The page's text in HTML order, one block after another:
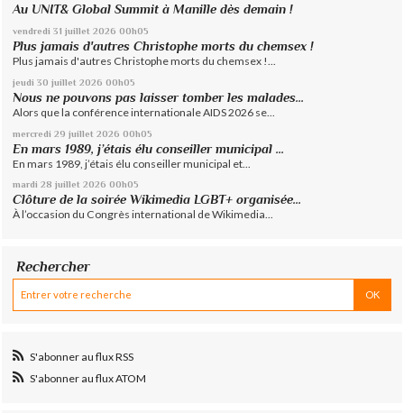
Au UNIT& Global Summit à Manille dès demain !
vendredi 31 juillet 2026 00h05
Plus jamais d'autres Christophe morts du chemsex !
Plus jamais d'autres Christophe morts du chemsex !...
jeudi 30 juillet 2026 00h05
Nous ne pouvons pas laisser tomber les malades...
Alors que la conférence internationale AIDS 2026 se...
mercredi 29 juillet 2026 00h05
En mars 1989, j’étais élu conseiller municipal ...
En mars 1989, j’étais élu conseiller municipal et...
mardi 28 juillet 2026 00h05
Clôture de la soirée Wikimedia LGBT+ organisée...
À l’occasion du Congrès international de Wikimedia...
Rechercher
S'abonner au flux RSS
S'abonner au flux ATOM